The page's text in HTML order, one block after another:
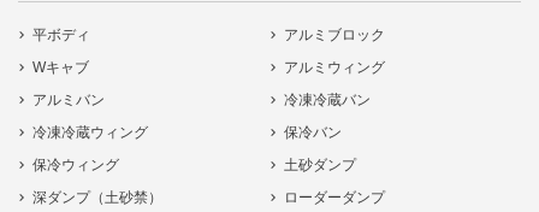
平ボディ
アルミブロック
Wキャブ
アルミウィング
アルミバン
冷凍冷蔵バン
冷凍冷蔵ウィング
保冷バン
保冷ウィング
土砂ダンプ
深ダンプ（土砂禁）
ローダーダンプ